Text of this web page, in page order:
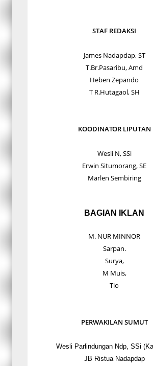
STAF REDAKSI
James Nadapdap, ST
T.Br.Pasaribu, Amd
Heben Zepando
T R.Hutagaol, SH
KOODINATOR LIPUTAN
Wesli N, SSi
Erwin Situmorang, SE
Marlen Sembiring
BAGIAN IKLAN
M. NUR MINNOR
Sarpan.
Surya,
M Muis,
Tio
PERWAKILAN SUMUT
Wesli Parlindungan Ndp, SSi
JB Ristua Nadapdap